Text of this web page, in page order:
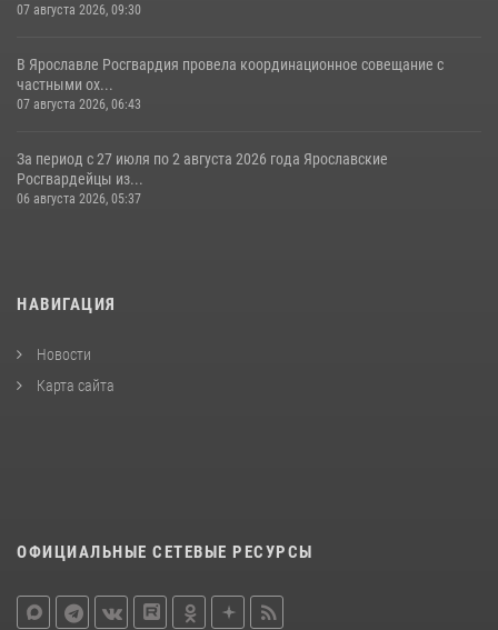
07 августа 2026, 09:30
В Ярославле Росгвардия провела координационное совещание с
частными ох...
07 августа 2026, 06:43
За период с 27 июля по 2 августа 2026 года Ярославские
Росгвардейцы из...
06 августа 2026, 05:37
НАВИГАЦИЯ
Новости
Карта сайта
ОФИЦИАЛЬНЫЕ СЕТЕВЫЕ РЕСУРСЫ